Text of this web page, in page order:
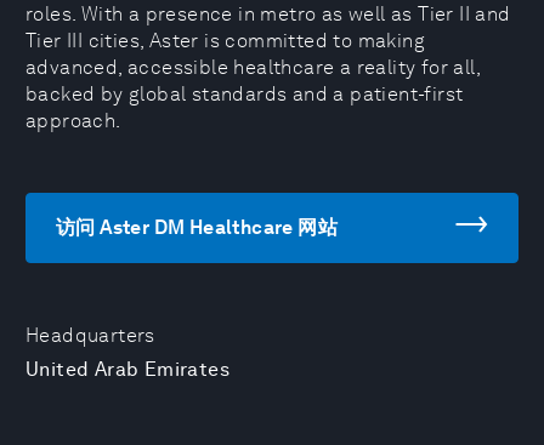
Headquarters
United Arab Emirates
roles. With a presence in metro as well as Tier II and
Tier III cities, Aster is committed to making
advanced, accessible healthcare a reality for all,
backed by global standards and a patient-first
approach.
访问 Aster DM Healthcare 网站